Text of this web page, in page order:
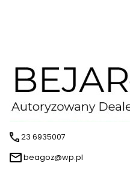
23 6935007
beagoz@wp.pl